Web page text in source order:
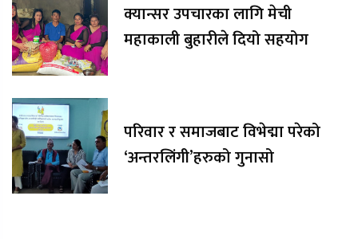
क्यान्सर उपचारका लागि मेची
महाकाली बुहारीले दियो सहयोग
परिवार र समाजबाट विभेद्मा परेको
‘अन्तरलिंगी’हरुको गुनासो